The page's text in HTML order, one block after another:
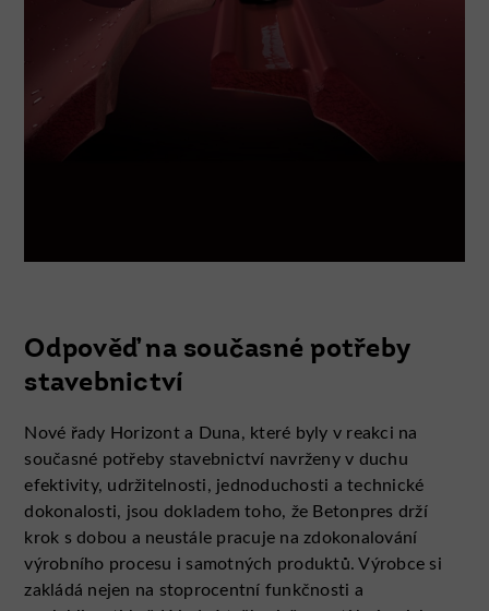
Odpověď na současné potřeby
stavebnictví
Nové řady Horizont a Duna, které byly v reakci na
současné potřeby stavebnictví navrženy v duchu
efektivity, udržitelnosti, jednoduchosti a technické
dokonalosti, jsou dokladem toho, že Betonpres drží
krok s dobou a neustále pracuje na zdokonalování
výrobního procesu i samotných produktů. Výrobce si
zakládá nejen na stoprocentní funkčnosti a